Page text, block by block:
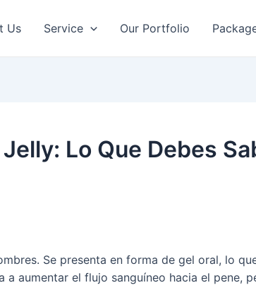
Us Service Our Portfolio
Lo Que Debes
Se presenta en forma de gel oral, lo
aumentar el flujo sanguíneo hacia el pene,